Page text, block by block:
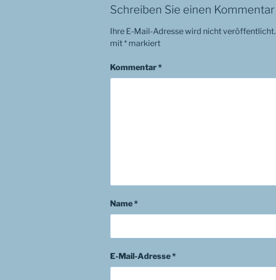
Schreiben Sie einen Kommentar
Ihre E-Mail-Adresse wird nicht veröffentlicht.
mit* markiert
Kommentar*
Name*
E-Mail-Adresse*